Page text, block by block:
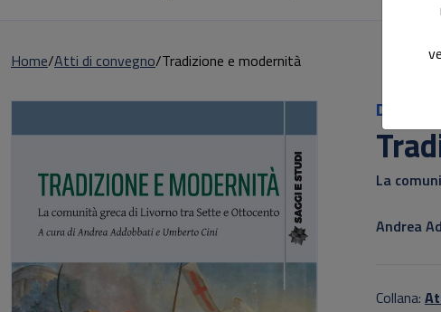
Home Atti di convegno Tradizione e modernità
Didattica
La
Andrea
Collana: